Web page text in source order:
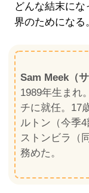
どんな結末に
界のためになる
Sam Meek（
1989年生まれ
チに就任。17
ルトン（今季
ストンビラ（
務めた。